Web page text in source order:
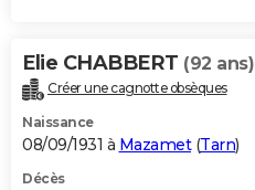
Elie CHABBERT (92 ans)
Créer une cagnotte obsèques
Naissance
08/09/1931 à Mazamet(Tarn)
Décès